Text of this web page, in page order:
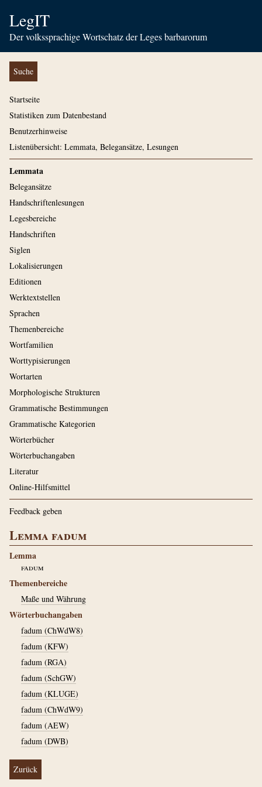
LegIT
Der volkssprachige Wortschatz der Leges barbarorum
Suche
Startseite
Statistiken zum Datenbestand
Benutzerhinweise
Listenübersicht: Lemmata, Belegansätze, Lesungen
Lemmata
Belegansätze
Handschriftenlesungen
Legesbereiche
Handschriften
Siglen
Lokalisierungen
Editionen
Werktextstellen
Sprachen
Themenbereiche
Wortfamilien
Worttypisierungen
Wortarten
Morphologische Strukturen
Grammatische Bestimmungen
Grammatische Kategorien
Wörterbücher
Wörterbuchangaben
Literatur
Online-Hilfsmittel
Feedback geben
Lemma fadum
Lemma
fadum
Themenbereiche
Maße und Währung
Wörterbuchangaben
fadum (ChWdW8)
fadum (KFW)
fadum (RGA)
fadum (SchGW)
fadum (KLUGE)
fadum (ChWdW9)
fadum (AEW)
fadum (DWB)
Zurück